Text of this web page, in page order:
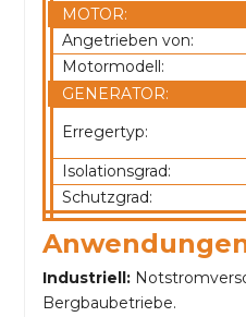
MOTOR:
Angetrieben von:
Motormodell:
GENERATOR:
Erregertyp:
Isolationsgrad:
Schutzgrad:
Industriell:
Bergbaubetriebe.